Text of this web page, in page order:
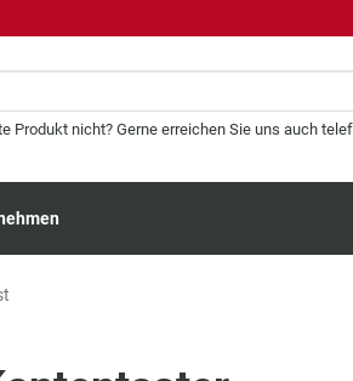
Produkt nicht? Gerne erreichen Sie uns auch